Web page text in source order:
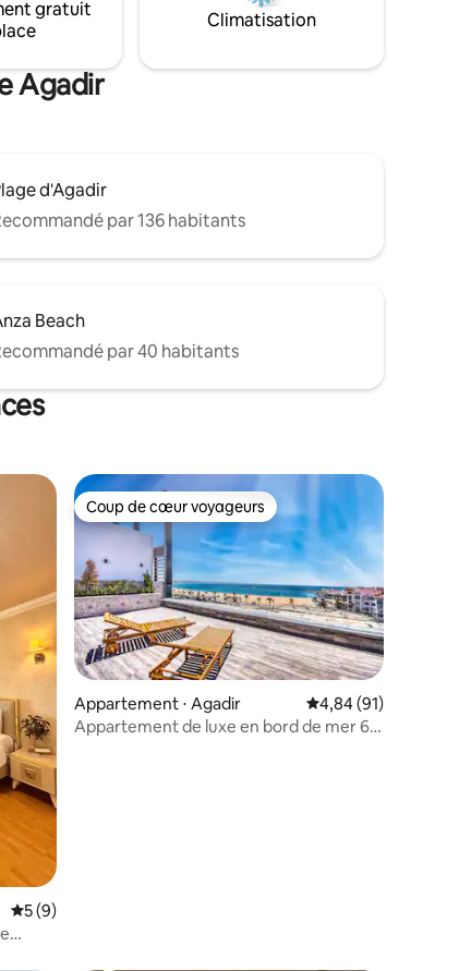
villegratuit
Climatisation
Agadir
d'Agadir
par 136 habitants
Beach
par 40 habitants
: 4,95 sur 5
appréciés
Évaluation moyenne sur la base de 9 commentaires : 5 sur 5
5 (9)
Coup de cœur voyageurs
Coup de cœur voyageurs
Appartement ⋅ Agadir Évaluation moyenne
4,84 (91)
Appartement de luxe en bord de mer 6-